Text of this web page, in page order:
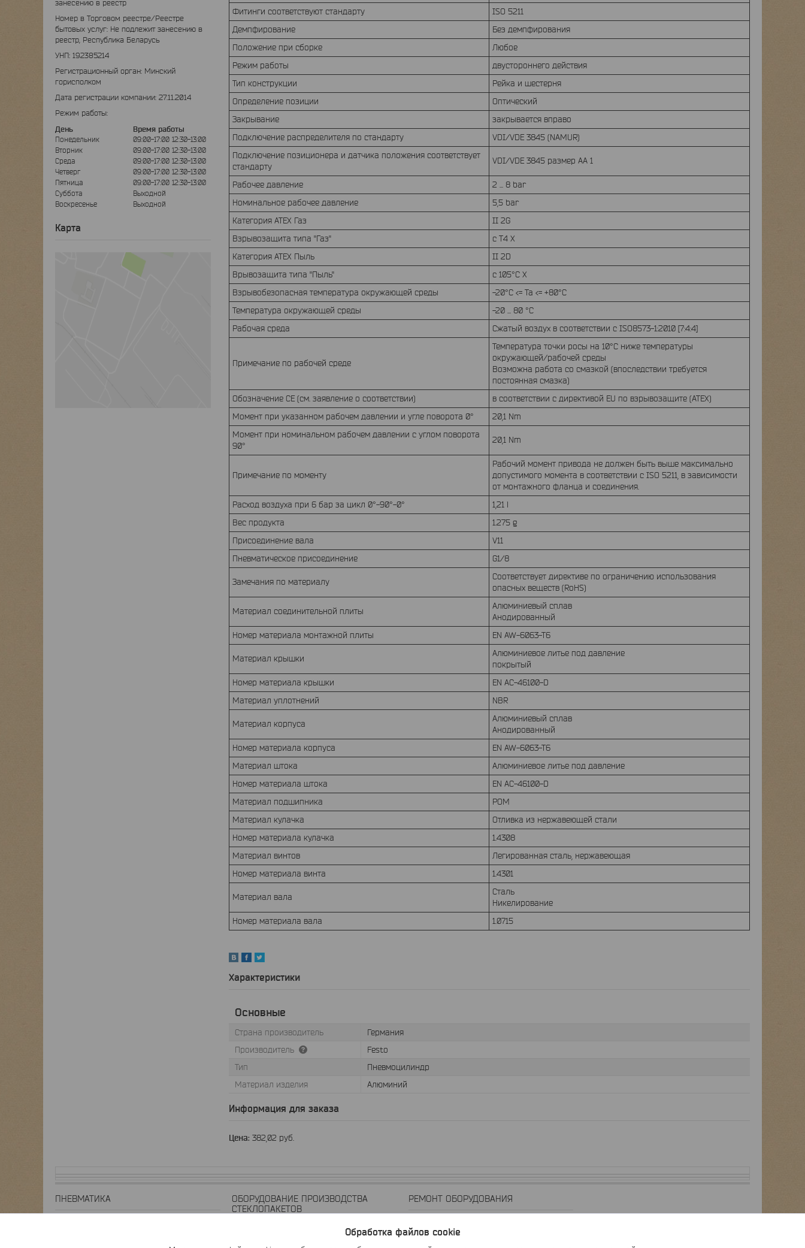
Фитинги соответствуют стандарту
ISO 5211
Демпфирование
Без демпфирования
Положение при сборке
Любое
Режим работы
двустороннего действия
Тип конструкции
Рейка и шестерня
Определение позиции
Оптический
Закрывание
закрывается вправо
Подключение распределителя по стандарту
VDI/VDE 3845 (NAMUR)
Подключение позиционера и датчика положения соответствует
стандарту
VDI/VDE 3845 размер AA 1
Рабочее давление
2 ... 8 bar
Номинальное рабочее давление
5,5 bar
Категория ATEX Газ
II 2G
Взрывозащита типа "Газ"
c T4 X
Категория ATEX Пыль
II 2D
Врывозащита типа "Пыль"
c 105°C X
Взрывобезопасная температура окружающей среды
-20°C <= Ta <= +80°C
Температура окружающей среды
-20 ... 80 °C
Рабочая среда
Сжатый воздух в соответствии с ISO8573-1:2010 [7:4:4]
Примечание по рабочей среде
Температура точки росы на 10°C ниже температуры
окружающей/рабочей среды
Возможна работа со смазкой (впоследствии требуется
постоянная смазка)
Обозначение CE (см. заявление о соответствии)
в соответствии с директивой EU по взрывозащите (ATEX)
Момент при указанном рабочем давлении и угле поворота 0°
20,1 Nm
Момент при номинальном рабочем давлении с углом поворота
90°
20,1 Nm
Примечание по моменту
Рабочий момент привода не должен быть выше максимально
допустимого момента в соответствии с ISO 5211, в зависимости
от монтажного фланца и соединения.
Расход воздуха при 6 бар за цикл 0°-90°-0°
1,21 l
Вес продукта
1.275 g
Присоединение вала
V11
Пневматическое присоединение
G1/8
Замечания по материалу
Соответствует директиве по ограничению использования
опасных веществ (RoHS)
Материал соединительной плиты
Алюминиевый сплав
Анодированный
Номер материала монтажной плиты
EN AW-6063-T6
Материал крышки
Алюминиевое литье под давление
покрытый
Номер материала крышки
EN AC-46100-D
Материал уплотнений
NBR
Материал корпуса
Алюминиевый сплав
Анодированный
Номер материала корпуса
EN AW-6063-T6
Материал штока
Алюминиевое литье под давление
Номер материала штока
EN AC-46100-D
Материал подшипника
POM
Материал кулачка
Отливка из нержавеющей стали
Номер материала кулачка
1.4308
Материал винтов
Легированная сталь, нержавеющая
Номер материала винта
1.4301
Материал вала
Сталь
Никелирование
Номер материала вала
1.0715
Характеристики
Основные
Страна производитель
Германия
Производитель
Festo
Тип
Пневмоцилиндр
Материал изделия
Алюминий
Информация для заказа
Цена: 382,02 руб.
занесению в реестр
Номер в Торговом реестре/Реестре
бытовых услуг: Не подлежит занесению в
реестр, Республика Беларусь
УНП: 192385214
Регистрационный орган: Минский
горисполком
Дата регистрации компании: 27.11.2014
Режим работы:
День Время работы
Понедельник 09:00-17:00 12:30-13:00
Вторник
09:00-17:00 12:30-13:00
Среда
09:00-17:00 12:30-13:00
Четверг
09:00-17:00 12:30-13:00
Пятница
09:00-17:00 12:30-13:00
Суббота
Выходной
Воскресенье
Выходной
Карта
ПНЕВМАТИКА
ОБОРУДОВАНИЕ ПРОИЗВОДСТВА
СТЕКЛОПАКЕТОВ
Экструдер Вторичной Герметизации
РЕМОНТ ОБОРУДОВАНИЯ
Ремонт Экструдеров
Обработка файлов cookie